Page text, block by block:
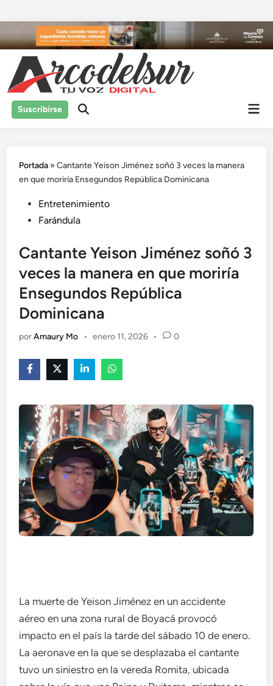
al
contenido
Suscribirse
Portada »Cantante Yeison Jiménez soñó 3 veces la manera
en que moriría Ensegundos República Dominicana
Publicado
en
Entretenimiento
Farándula
Cantante Yeison Jiménez soñó 3
veces la manera en que moriría
Ensegundos República
Dominicana
porAmaury Mo • enero 11, 2026 • 0
La muerte de Yeison Jiménez en un accidente
aéreo en una zona rural de Boyacá provocó
impacto en el país la tarde del sábado 10 de enero.
La aeronave en la que se desplazaba el cantante
tuvo un siniestro en la vereda Romita, ubicada